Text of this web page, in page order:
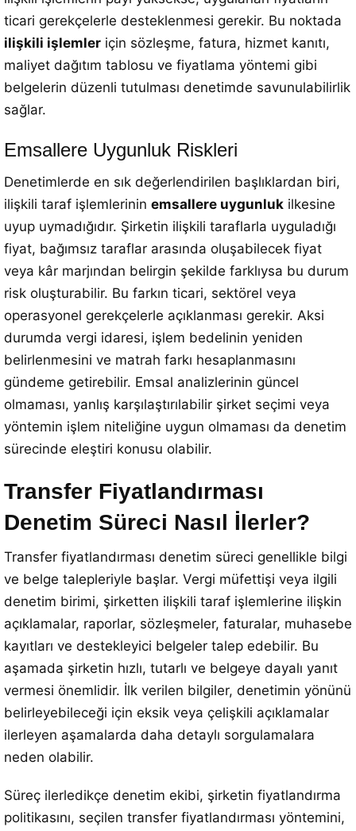
ticari gerekçelerle desteklenmesi gerekir. Bu noktada
ilişkili işlemler için sözleşme, fatura, hizmet kanıtı,
maliyet dağıtım tablosu ve fiyatlama yöntemi gibi
belgelerin düzenli tutulması denetimde savunulabilirlik
sağlar.
Emsallere Uygunluk Riskleri
Denetimlerde en sık değerlendirilen başlıklardan biri,
ilişkili taraf işlemlerinin emsallere uygunluk ilkesine
uyup uymadığıdır. Şirketin ilişkili taraflarla uyguladığı
fiyat, bağımsız taraflar arasında oluşabilecek fiyat
veya kâr marjından belirgin şekilde farklıysa bu durum
risk oluşturabilir. Bu farkın ticari, sektörel veya
operasyonel gerekçelerle açıklanması gerekir. Aksi
durumda vergi idaresi, işlem bedelinin yeniden
belirlenmesini ve matrah farkı hesaplanmasını
gündeme getirebilir. Emsal analizlerinin güncel
olmaması, yanlış karşılaştırılabilir şirket seçimi veya
yöntemin işlem niteliğine uygun olmaması da denetim
sürecinde eleştiri konusu olabilir.
Transfer Fiyatlandırması
Denetim Süreci Nasıl İlerler?
Transfer fiyatlandırması denetim süreci genellikle bilgi
ve belge talepleriyle başlar. Vergi müfettişi veya ilgili
denetim birimi, şirketten ilişkili taraf işlemlerine ilişkin
açıklamalar, raporlar, sözleşmeler, faturalar, muhasebe
kayıtları ve destekleyici belgeler talep edebilir. Bu
aşamada şirketin hızlı, tutarlı ve belgeye dayalı yanıt
vermesi önemlidir. İlk verilen bilgiler, denetimin yönünü
belirleyebileceği için eksik veya çelişkili açıklamalar
ilerleyen aşamalarda daha detaylı sorgulamalara
neden olabilir.
Süreç ilerledikçe denetim ekibi, şirketin fiyatlandırma
politikasını, seçilen transfer fiyatlandırması yöntemini,